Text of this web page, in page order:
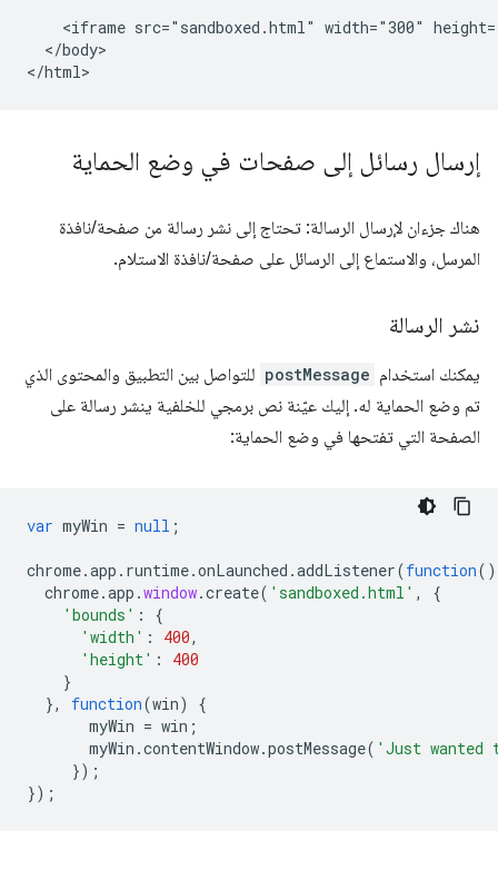
<iframe src="sandboxed.html" width="300"
  </body>
إرسال رسائل إلى صفحات في وضع الحماية
هناك جزءان لإرسال الرسالة: تحتاج إلى نشر رسالة من صفحة/نافذة
المرسل، والاستماع إلى الرسائل على صفحة/نافذة الاستلام.
نشر الرسالة
يمكنك استخدام postMessage للتواصل بين التطبيق والمحتوى الذي
تم وضع الحماية له. إليك عيّنة نص برمجي للخلفية ينشر رسالة على
الصفحة التي تفتحها في وضع الحماية:
var myWin = null ;
chrome.app . runtime.onLaunched .addListener(function()
chrome.app .window.create( 'sandboxed.html' ,
{
'bounds' :
{
'width' : 400,
'height' :
400
}
},
function(win)
{
myWin = win ;
myWin .contentWindow.postMessage( 'Just wanted
});
});